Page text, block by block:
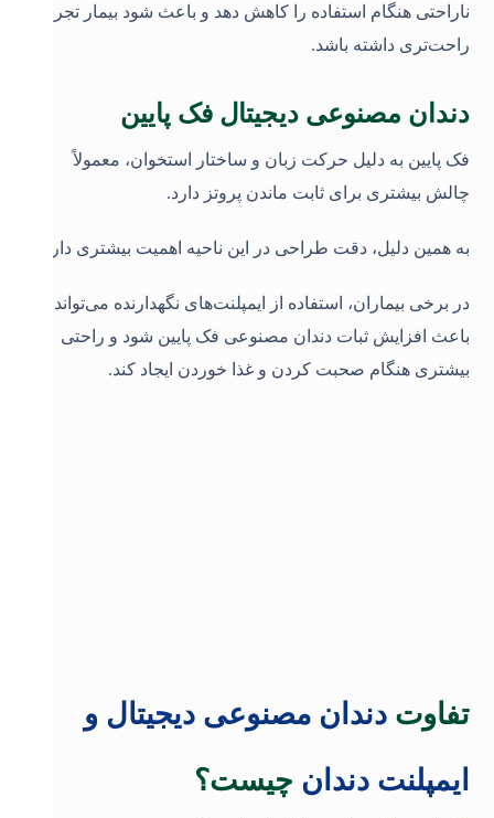
ناراحتی هنگام استفاده را کاهش دهد و باعث شود بیمار تجربه
راحت‌تری داشته باشد.
دندان مصنوعی دیجیتال فک پایین
فک پایین به دلیل حرکت زبان و ساختار استخوان، معمولاً
چالش بیشتری برای ثابت ماندن پروتز دارد.
به همین دلیل، دقت طراحی در این ناحیه اهمیت بیشتری دارد
در برخی بیماران، استفاده از ایمپلنت‌های نگهدارنده می‌تواند
باعث افزایش ثبات دندان مصنوعی فک پایین شود و راحتی
بیشتری هنگام صحبت کردن و غذا خوردن ایجاد کند.
تفاوت دندان مصنوعی دیجیتال و
ایمپلنت دندان چیست؟